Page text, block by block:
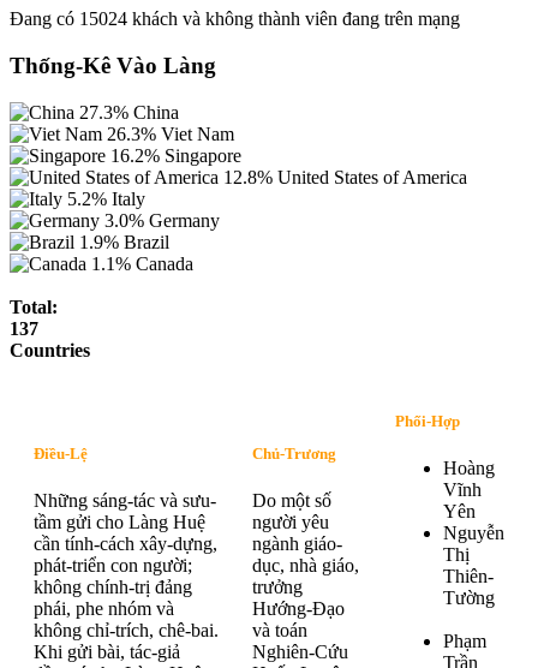
Đang có 15024 khách và không thành viên đang trên mạng
Thống-Kê Vào Làng
27.3% China
26.3% Viet Nam
16.2% Singapore
12.8% United States of America
5.2% Italy
3.0% Germany
1.9% Brazil
1.1% Canada
Total:
137
Countries
Điều-Lệ
Những sáng-tác và sưu-
tầm gửi cho Làng Huệ
cần tính-cách xây-dựng,
phát-triển con người;
không chính-trị đảng
phái, phe nhóm và
không chỉ-trích, chê-bai.
Khi gửi bài, tác-giả
Chủ-Trương
Do một số
người yêu
ngành giáo-
dục, nhà giáo,
trưởng
Hướng-Đạo
và toán
Nghiên-Cứu
Phối-Hợp
Hoàng
Vĩnh
Yên
Nguyễn
Thị
Thiên-
Tường
Phạm
Trần